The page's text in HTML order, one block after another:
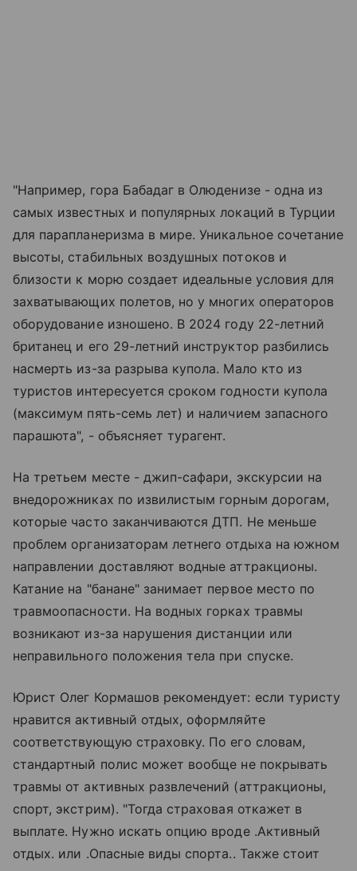
"Например, гора Бабадаг в Олюденизе - одна из
самых известных и популярных локаций в Турции
для парапланеризма в мире. Уникальное сочетание
высоты, стабильных воздушных потоков и
близости к морю создает идеальные условия для
захватывающих полетов, но у многих операторов
оборудование изношено. В 2024 году 22-летний
британец и его 29-летний инструктор разбились
насмерть из-за разрыва купола. Мало кто из
туристов интересуется сроком годности купола
(максимум пять-семь лет) и наличием запасного
парашюта", - объясняет турагент.
На третьем месте - джип-сафари, экскурсии на
внедорожниках по извилистым горным дорогам,
которые часто заканчиваются ДТП. Не меньше
проблем организаторам летнего отдыха на южном
направлении доставляют водные аттракционы.
Катание на "банане" занимает первое место по
травмоопасности. На водных горках травмы
возникают из-за нарушения дистанции или
неправильного положения тела при спуске.
Юрист Олег Кормашов рекомендует: если туристу
нравится активный отдых, оформляйте
соответствующую страховку. По его словам,
стандартный полис может вообще не покрывать
травмы от активных развлечений (аттракционы,
спорт, экстрим). "Тогда страховая откажет в
выплате. Нужно искать опцию вроде .Активный
отдых. или .Опасные виды спорта.. Также стоит